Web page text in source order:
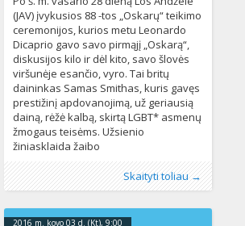
(JAV) įvykusios 88 -tos „Oskarų“ teikimo
ceremonijos, kurios metu Leonardo
Dicaprio gavo savo pirmąjį „Oskarą“,
diskusijos kilo ir dėl kito, savo šlovės
viršunėje esančio, vyro. Tai britų
daininkas Samas Smithas, kuris gavęs
prestižinį apdovanojimą, už geriausią
dainą, rėžė kalbą, skirtą LGBT* asmenų
žmogaus teisėms. Užsienio
žiniasklaida žaibo
Skaityti toliau →
Publikavo:Aliona, LGL
Kategorijos:Kultūra,LGBT pasaulyje,
Naujienos,Pasaulyje443
Žymos:diskriminacija,Homoseksualumas,
LGBT* asmenys,Seksualinė orientacija,
2016 m. kovo 03 d. (Kt), 9:00